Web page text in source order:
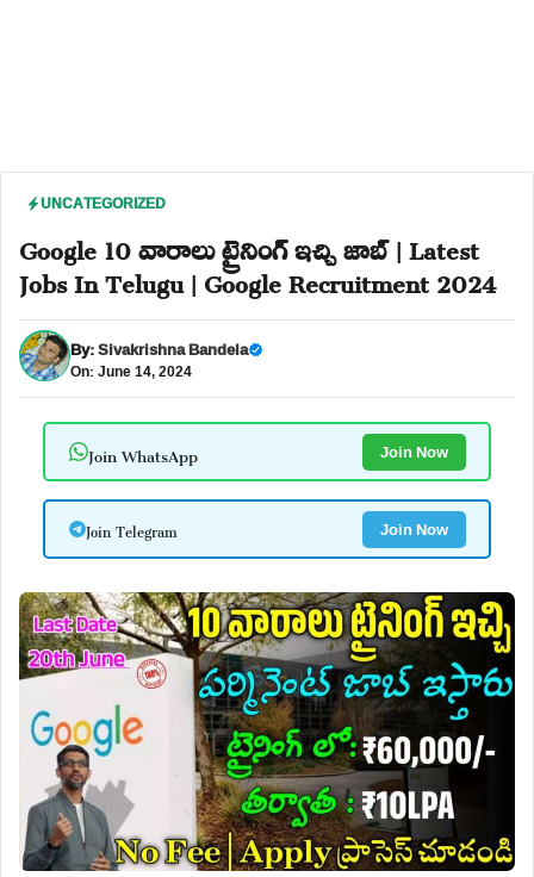
UNCATEGORIZED
Google 10 వారాలు ట్రైనింగ్ ఇచ్చి జాబ్ | Latest
Jobs In Telugu | Google Recruitment 2024
By:Sivakrishna Bandela
On: June 14, 2024
Join WhatsApp Join Now
Join Telegram Join Now